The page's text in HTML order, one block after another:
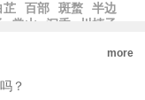
芷 百部 斑蝥
半边
常山 沉香
川楝子
more
？